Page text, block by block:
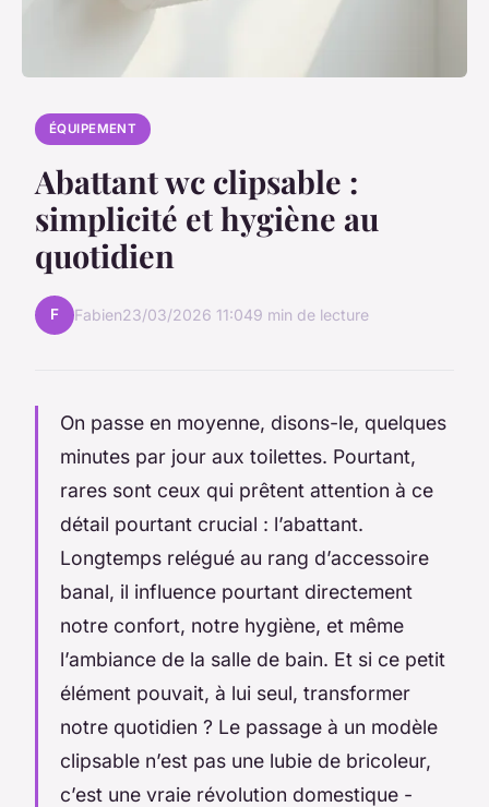
ÉQUIPEMENT
Abattant wc clipsable :
simplicité et hygiène au
quotidien
F Fabien23/03/2026 11:049 min de lecture
On passe en moyenne, disons-le, quelques
minutes par jour aux toilettes. Pourtant,
rares sont ceux qui prêtent attention à ce
détail pourtant crucial : l’abattant.
Longtemps relégué au rang d’accessoire
banal, il influence pourtant directement
notre confort, notre hygiène, et même
l’ambiance de la salle de bain. Et si ce petit
élément pouvait, à lui seul, transformer
notre quotidien ? Le passage à un modèle
clipsable n’est pas une lubie de bricoleur,
c’est une vraie révolution domestique -